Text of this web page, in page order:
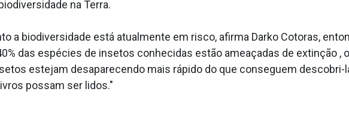
na Terra.
a biodiversidade está atualmente em risco, afirma Darko Cotoras,
das espécies de insetos conhecidas estão ameaçadas de extinção ,
estejam desaparecendo mais rápido do que conseguem descobri-
possam ser lidos."